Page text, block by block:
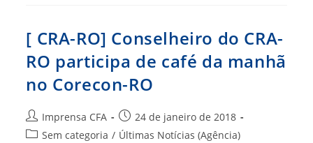
[ CRA-RO] Conselheiro do CRA-
RO participa de café da manhã
no Corecon-RO
Autor
do
Imprensa CFA
Post
publicado:
24 de janeiro de 2018
Categoria
Sem categoria / Últimas Notícias (Agência)